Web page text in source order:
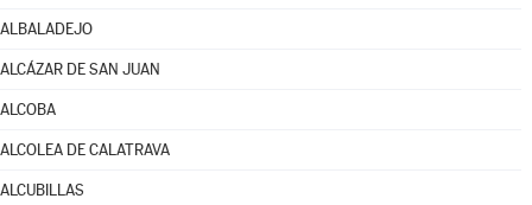
ALBALADEJO
ALCÁZAR DE SAN JUAN
ALCOBA
ALCOLEA DE CALATRAVA
ALCUBILLAS